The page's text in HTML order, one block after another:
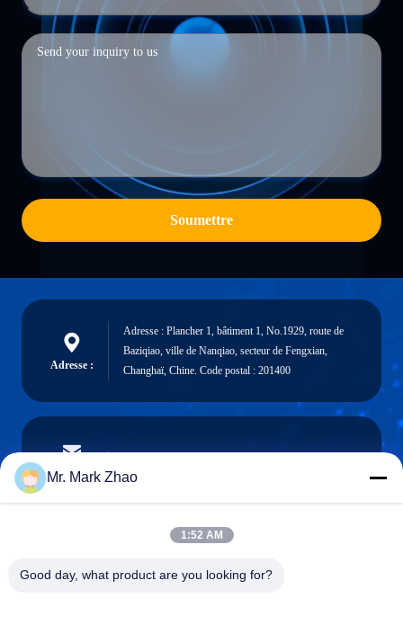
Soumettre
Adresse :
Adresse : Plancher 1, bâtiment 1, No.1929, route de
Baziqiao, ville de Nanqiao, secteur de Fengxian,
Changhaï, Chine. Code postal : 201400
Email
Téléphone :
Mr. Mark Zhao
1:52 AM
Good day, what product are you looking for?